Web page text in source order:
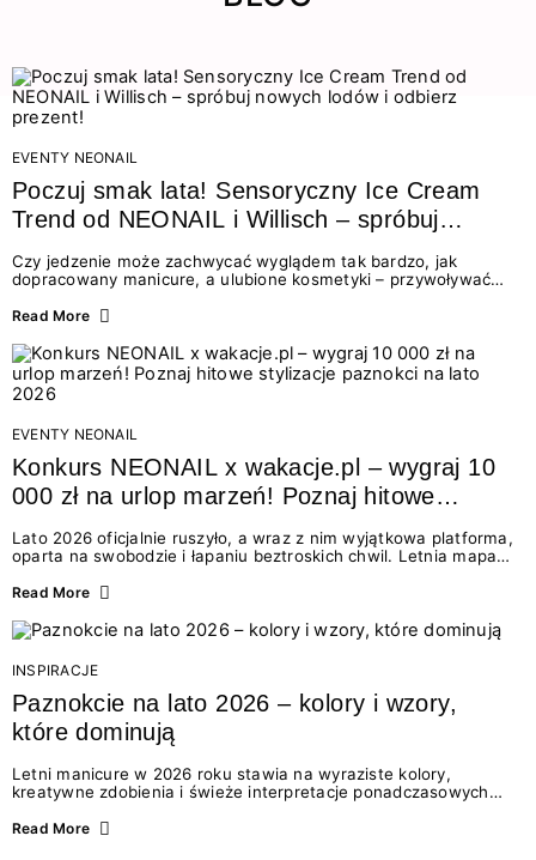
EVENTY NEONAIL
Poczuj smak lata! Sensoryczny Ice Cream
Trend od NEONAIL i Willisch – spróbuj
nowych lodów i odbierz prezent!
Czy jedzenie może zachwycać wyglądem tak bardzo, jak
dopracowany manicure, a ulubione kosmetyki – przywoływać
świata beauty i oszałamiających deserów to coś więcej niż
zmysłami: przez soczysty kolor, aksamitną teksturę,
orzeźwiający zapach i słodki akcent na podniebieniu. Tego lata
NEONAIL łączy siły z marką Willisch, tworząc unikalny projekt
na styku jedzenia i piękna....
Read More
EVENTY NEONAIL
Konkurs NEONAIL x wakacje.pl – wygraj 10
000 zł na urlop marzeń! Poznaj hitowe
Lato 2026 oficjalnie ruszyło, a wraz z nim wyjątkowa platforma,
oparta na swobodzie i łapaniu beztroskich chwil. Letnia mapa
doświadczenia wakacji – od spontanicznych wyjazdów, przez
Motywem przewodnim jest eksplorowanie i kolekcjonowanie
letnich momentów. Z tej okazji przygotowaliśmy coś absolutnie
wyjątkowego: wielki konkurs z wakacje.pl oraz dawkę
najgorętszych trendów w...
Read More
INSPIRACJE
Paznokcie na lato 2026 – kolory i wzory,
które dominują
Letni manicure w 2026 roku stawia na wyraziste kolory,
kreatywne zdobienia i świeże interpretacje ponadczasowych
zarówno energetycznych odcieni inspirowanych wakacjami, jak
Read More